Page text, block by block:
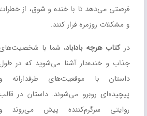
فرصتی می‌دهد تا با خنده و شوق، از خطرات
و مشکلات روزمره فرار کنند.
کتاب هرچه باداباد، شما با شخصیت‌های
جذاب و خنده‌دار آشنا می‌شوید که در طول
داستان با موقعیت‌های طرفدارانه و
پیچیده‌ای روبرو می‌شوند. داستان در قالب
روایتی سرگرم‌کننده پیش می‌روند و